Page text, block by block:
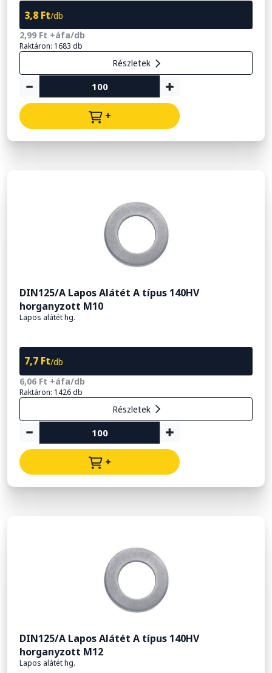
3,8 Ft/db
2,99 Ft +áfa/db
Raktáron: 1683 db
Részletek
+
DIN125/A Lapos Alátét A típus 140HV
horganyzott M10
Lapos alátét hg.
7,7 Ft/db
6,06 Ft +áfa/db
Raktáron: 1426 db
Részletek
+
DIN125/A Lapos Alátét A típus 140HV
horganyzott M12
Lapos alátét hg.